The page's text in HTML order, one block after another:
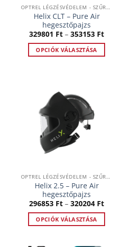
ki
Ft
OPTREL LÉGZÉSVÉDELEM - SZŰRTLEVEGŐS RENDSZEREK
Helix CLT – Pure Air
hegesztőpajzs
329801 Ft – 353153 Ft
-
OPCIÓK VÁLASZTÁSA
több
variációja
van.
változatok
a
ki
Ft
Ft
OPTREL LÉGZÉSVÉDELEM - SZŰRTLEVEGŐS RENDSZEREK
Helix 2.5 – Pure Air
hegesztőpajzs
296853 Ft – 320204 Ft
-
OPCIÓK VÁLASZTÁSA